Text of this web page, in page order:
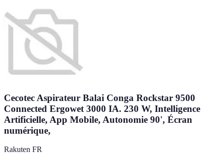
Cecotec Aspirateur Balai Conga Rockstar 9500
Connected Ergowet 3000 IA. 230 W, Intelligence
Artificielle, App Mobile, Autonomie 90', Écran
numérique,
Rakuten FR